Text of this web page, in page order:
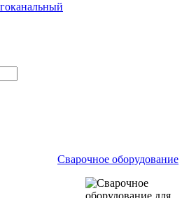
Сварочное оборудование